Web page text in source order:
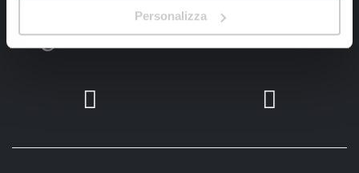
Personalizza
Segui SPEEDUP.IT